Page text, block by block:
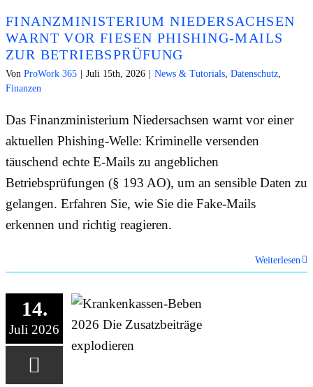
FINANZMINISTERIUM NIEDERSACHSEN
WARNT VOR FIESEN PHISHING-MAILS
ZUR BETRIEBSPRÜFUNG
Von ProWork 365 Juli 15th, 2026 News & Tutorials Datenschutz
Finanzen
Das Finanzministerium Niedersachsen warnt vor einer
aktuellen Phishing-Welle: Kriminelle versenden
täuschend echte E-Mails zu angeblichen
Betriebsprüfungen (§ 193 AO), um an sensible Daten zu
gelangen. Erfahren Sie, wie Sie die Fake-Mails
erkennen und richtig reagieren.
Weiterlesen
14.
Juli 2026